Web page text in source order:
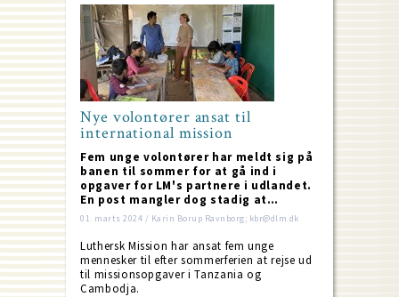
Nye volontører ansat til
international mission
Fem unge volontører har meldt sig på
banen til sommer for at gå ind i
opgaver for LM's partnere i udlandet.
En post mangler dog stadig at…
01. marts 2024 / Karin Borup Ravnborg; kbr@dlm.dk
Luthersk Mission har ansat fem unge
mennesker til efter sommerferien at rejse ud
til missionsopgaver i Tanzania og
Cambodja.